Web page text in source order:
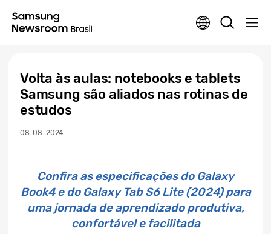
Volta às aulas: notebooks e tablets
Samsung são aliados nas rotinas de
estudos
08-08-2024
Confira as especificações do Galaxy
Book4 e do Galaxy Tab S6 Lite (2024) para
uma jornada de aprendizado produtiva,
confortável e facilitada